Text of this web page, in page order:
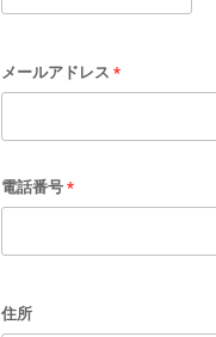
メールアドレス *
電話番号 *
住所